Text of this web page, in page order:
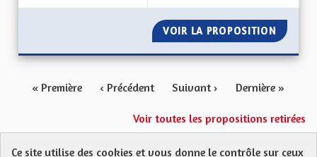
VOIR LA PROPOSITION
« Première ‹ Précédent Suivant › Dernière »
Voir toutes les propositions retirées
Ce site utilise des cookies et vous donne le contrôle sur ceux